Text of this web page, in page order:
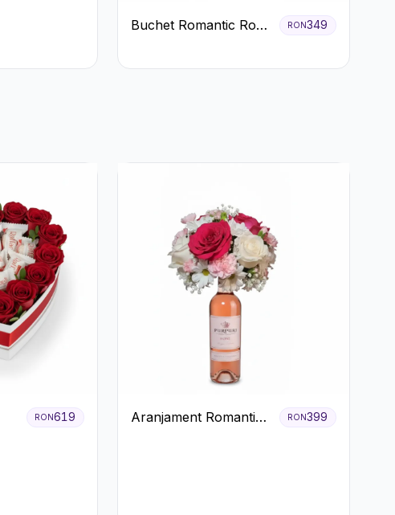
Buchet Romantic Roșu
RON349
RON619
Aranjament Romantic
RON399